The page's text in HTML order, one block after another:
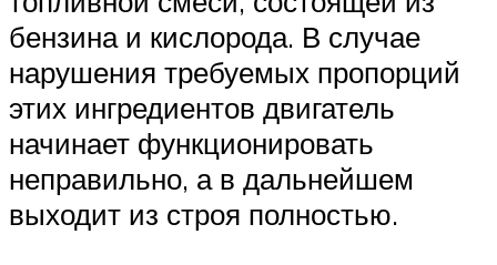
бензина и кислорода. В случае
нарушения требуемых пропорций
этих ингредиентов двигатель
начинает функционировать
неправильно, а в дальнейшем
выходит из строя полностью.